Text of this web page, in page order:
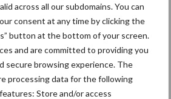
across all our subdomains. You can
consent at any time by clicking the
button at the bottom of your screen.
and are committed to providing you
secure browsing experience. The
processing data for the following
Store and/or access
praktische tips voor een
levensduur
naar praktische
is in Polen